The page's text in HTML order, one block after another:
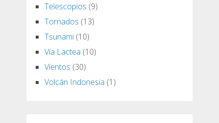
Telescopios (9)
Tornados (13)
Tsunami(10)
Vía Lactea (10)
Vientos (30)
Volcán Indonesia (1)